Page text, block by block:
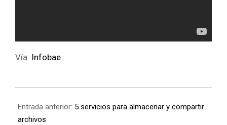
Vía: Infobae
Entrada anterior: 5 servicios para almacenar y compartir
archivos